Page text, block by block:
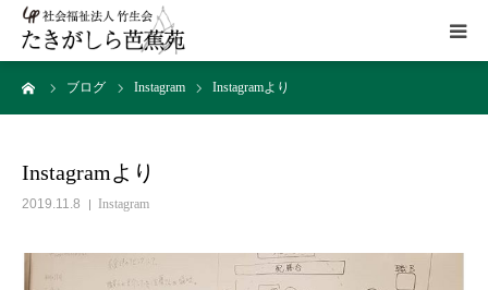
ブログ Instagram Instagramより
Instagramより
2019.11.8 Instagram
HOME
施設概要